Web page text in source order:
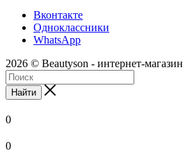
Вконтакте
Одноклассники
WhatsApp
2026 © Beautyson - интернет-магазин
Найти
0
0